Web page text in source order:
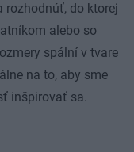
rozhodnúť, do ktorej
alebo so
spální v tvare
na to, aby sme
inšpirovať sa.